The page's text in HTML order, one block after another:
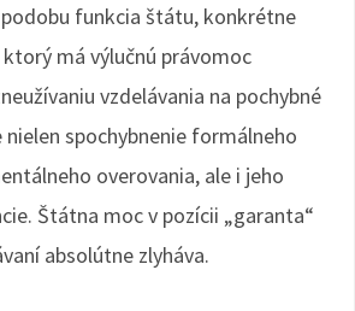
funkcia štátu, konkrétne
má výlučnú právomoc
vzdelávania na pochybné
spochybnenie formálneho
overovania, ale i jeho
Štátna moc v pozícii „garanta“
absolútne zlyháva.